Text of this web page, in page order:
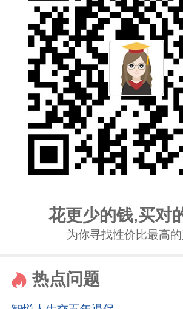
花更少的钱,买对
为你寻找性价比最高
热点问题